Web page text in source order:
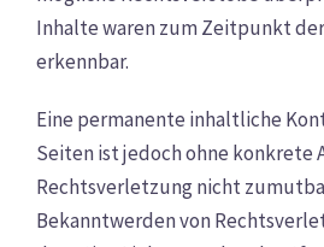
Inhalte waren zum Zeitpunkt
erkennbar.
Eine permanente inhaltliche
Seiten ist jedoch ohne konkrete
Rechtsverletzung nicht
Bekanntwerden von